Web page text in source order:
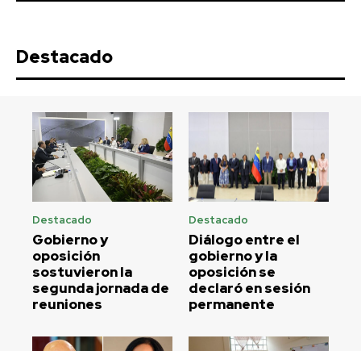
Destacado
Destacado
Gobierno y
oposición
sostuvieron la
segunda jornada de
reuniones
Destacado
Diálogo entre el
gobierno y la
oposición se
declaró en sesión
permanente